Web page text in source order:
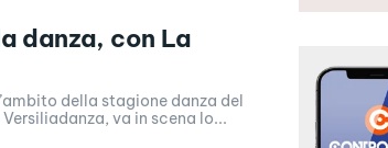
danza, con La
della stagione danza del
va in scena lo...